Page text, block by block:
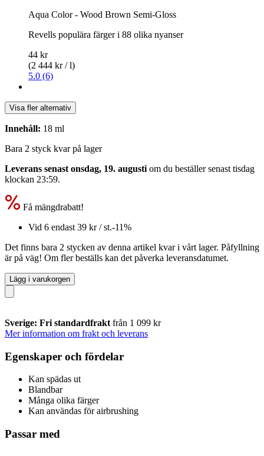
Aqua Color - Wood Brown Semi-Gloss
Revells populära färger i 88 olika nyanser
44 kr
(2 444 kr / l)
5.0 (6)
Visa fler alternativ
Innehåll: 18 ml
Bara 2 styck kvar på lager
Leverans senast onsdag, 19. augusti om du beställer senast tisdag
klockan 23:59.
Få mängdrabatt!
Vid 6 endast 39 kr/ st.-11%
Det finns bara 2 stycken av denna artikel kvar i vårt lager. Påfyllning
är på väg! Om fler beställs kan det påverka leveransdatumet.
Lägg i varukorgen
Sverige: Fri standardfrakt från 1 099 kr
Mer information om frakt och leverans
Egenskaper och fördelar
Kan spädas ut
Blandbar
Många olika färger
Kan användas för airbrushing
Passar med